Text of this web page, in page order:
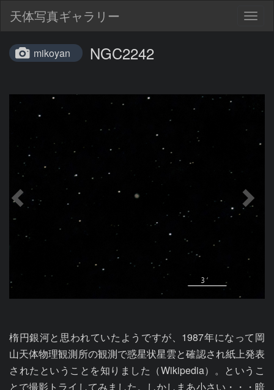
天体写真ギャラリー
mikoyan NGC2242
楕円銀河と思われていたようですが、1987年になって岡
山天体物理観測所の観測で惑星状星雲と確認され紙上発表
されたということを知りました（Wikipedia）。というこ
とで撮影トライしてみました。しかしまあ小さい・・・暗